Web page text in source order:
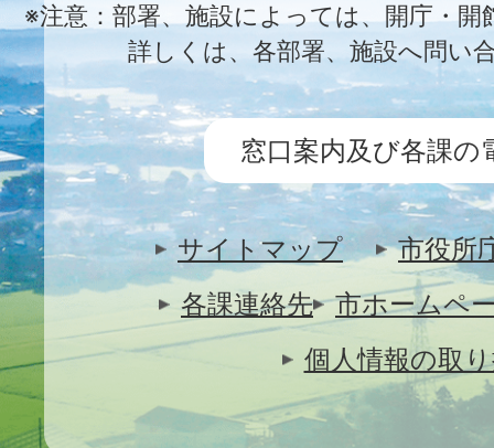
※注意：部署、施設によっては、開庁・
詳しくは、各部署、施設へ問い
窓口案内及び各課の
サイトマップ
市役所
各課連絡先
市ホームペ
個人情報の取